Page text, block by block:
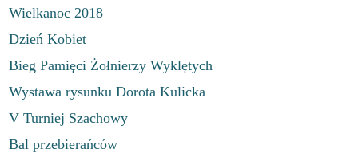
Wielkanoc 2018
Dzień Kobiet
Bieg Pamięci Żołnierzy Wyklętych
Wystawa rysunku Dorota Kulicka
V Turniej Szachowy
Bal przebierańców